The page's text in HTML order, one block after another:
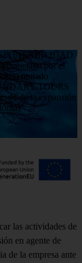
por el
titulado
TOURS
de la expansión
las actividades de
en agente de
de la empresa ante